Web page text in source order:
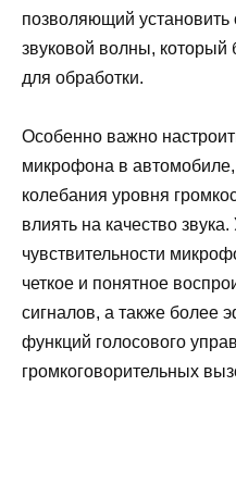
позволяющий
звуковой волны, который
для обработки.
Особенно важно
микрофона в
колебания уровня
влиять на качество
чувствительности
четкое и понятное
сигналов, а также более
функций голосового
громкоговорительных